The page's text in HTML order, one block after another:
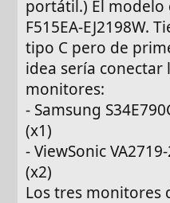
portátil.) El modelo
F515EA-EJ2198W.
tipo C pero de
idea sería conectar
monitores:
- Samsung
(x1)
- ViewSonic
(x2)
Los tres monitores